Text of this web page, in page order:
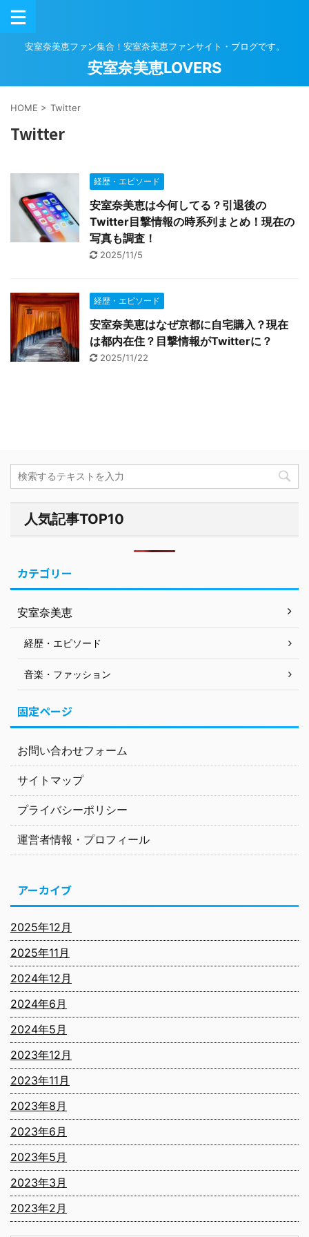
安室奈美恵ファン集合！安室奈美恵ファンサイト・ブログです。
安室奈美恵LOVERS
HOME > Twitter
Twitter
経歴・エピソード
安室奈美恵は今何してる？引退後の
Twitter目撃情報の時系列まとめ！現在の
写真も調査！
2025/11/5
経歴・エピソード
安室奈美恵はなぜ京都に自宅購入？現在
は都内在住？目撃情報がTwitterに？
2025/11/22
人気記事TOP10
カテゴリー
安室奈美恵
経歴・エピソード
音楽・ファッション
固定ページ
お問い合わせフォーム
サイトマップ
プライバシーポリシー
運営者情報・プロフィール
アーカイブ
2025年12月
2025年11月
2024年12月
2024年6月
2024年5月
2023年12月
2023年11月
2023年8月
2023年6月
2023年5月
2023年3月
2023年2月